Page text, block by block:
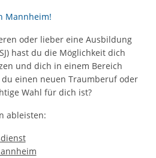
Mannheim!
oder lieber eine Ausbildung
hast du die Möglichkeit dich
und dich in einem Bereich
einen neuen Traumberuf oder
Wahl für dich ist?
ableisten: